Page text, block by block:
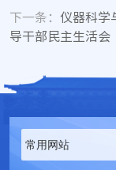
下一条： 仪器科学
导干部民主生活会
常用网站